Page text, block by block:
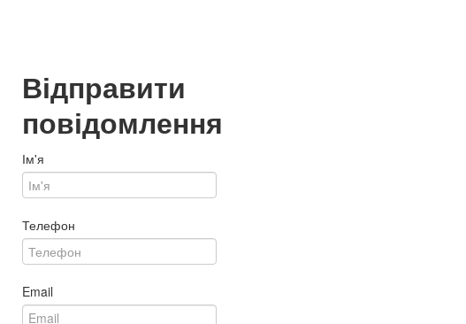
Відправити
повідомлення
Ім'я
Телефон
Email